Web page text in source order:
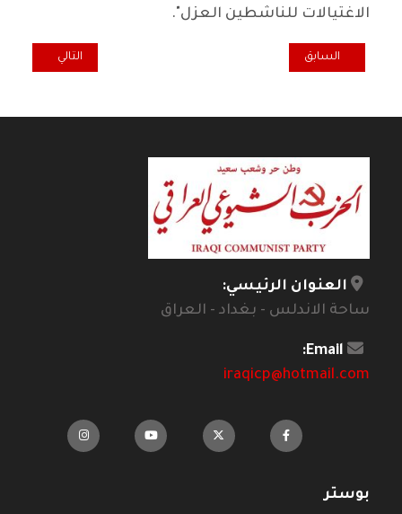
الاغتيالات للناشطين العزل".
المقال السابق: المكتب السياسي للحزب الشيوعي العراقي: القصف
السابق المقال التالي:
التالي
العنوان الرئيسي:
ساحة الاندلس - بغداد - العراق
Email:
iraqicp@hotmail.com
بوستر